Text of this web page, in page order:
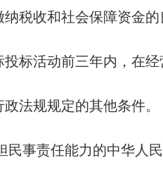
纳税收和社会保障资金的
标投标活动前三年内
政法规规定的其他条件。
民事责任能力的中华人